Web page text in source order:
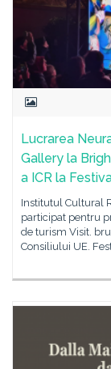
Lucrarea
Gallery la
a ICR la
Institutul Cultural
participat pentru
de turism Visit.
Consiliului UE.